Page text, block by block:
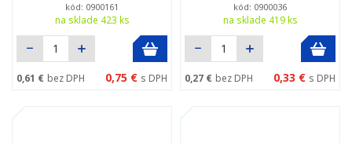
kód: 0900161
na sklade 423 ks
0,61 € bez DPH 0,75 € s DPH
kód: 0900036
na sklade 419 ks
0,27 € bez DPH 0,33 € s DPH